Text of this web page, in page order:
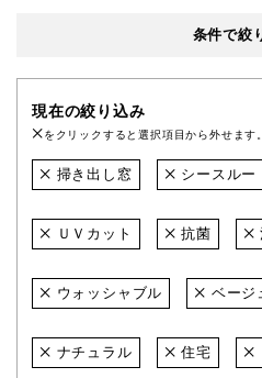
条件で絞
現在の絞り込み
をクリックすると選択項目から外せます。
掃き出し窓 シースルー
ＵＶカット 抗菌
ウォッシャブル ベージ
ナチュラル 住宅